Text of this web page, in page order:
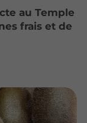
au Temple
frais et de